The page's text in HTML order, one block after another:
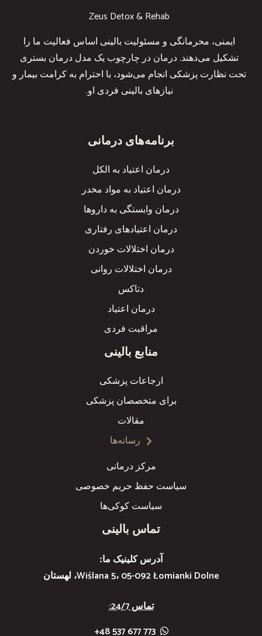
Zeus Detox & Rehab
ایمنی، محرمانگی و مسئولیت بالینی اساس فعالیت ما را
تشکیل می‌دهند. درمان در چارچوب یک مدل درمان بستری
تحت نظارت پزشکی انجام می‌شود، با احترام به کرامت بیمار و
نیازهای بالینی فردی او.
برنامه‌های درمانی
درمان اعتیاد به الکل
درمان اعتیاد به مواد مخدر
درمان وابستگی به داروها
درمان اعتیادهای رفتاری
درمان اختلالات خوردن
درمان اختلالات روانی
دتاکس
درمان اعتیاد
مراقبت فردی
منابع بالینی
ارجاعات پزشکی
برای متخصصان پزشکی
مقالات
رسانه‌ها
مرکز درمانی
سیاست حفظ حریم خصوصی
سیاست کوکی‌ها
تماس بالینی
آدرس کلینیک ما:
Wiślana 5، 05-092 Łomianki Dolne، لهستان
تماس 24/7:
773 677 537 48+